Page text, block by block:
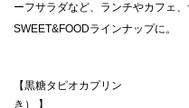
ーフサラダなど、ランチやカフェ
SWEET&FOODラインナップに。
【黒糖タピオカプ
き） 】